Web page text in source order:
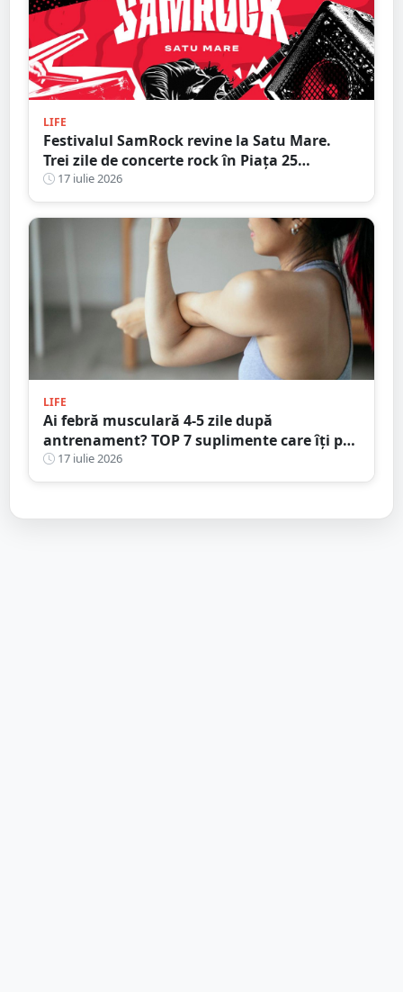
LIFE
Festivalul SamRock revine la Satu Mare.
Trei zile de concerte rock în Piața 25
Octombrie
17 iulie 2026
LIFE
Ai febră musculară 4-5 zile după
antrenament? TOP 7 suplimente care îți pot
susține refacerea în 2026
17 iulie 2026